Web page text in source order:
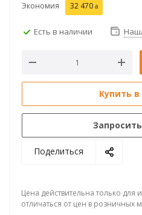
Экономия 32 470
Есть в наличии
Купить
Поделиться
Цена действительна только для
отличаться от цен в розничных